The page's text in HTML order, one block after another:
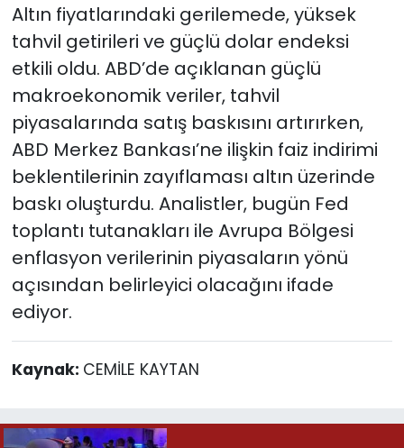
Altın fiyatlarındaki gerilemede, yüksek
tahvil getirileri ve güçlü dolar endeksi
etkili oldu. ABD’de açıklanan güçlü
makroekonomik veriler, tahvil
piyasalarında satış baskısını artırırken,
ABD Merkez Bankası’ne ilişkin faiz indirimi
beklentilerinin zayıflaması altın üzerinde
baskı oluşturdu. Analistler, bugün Fed
toplantı tutanakları ile Avrupa Bölgesi
enflasyon verilerinin piyasaların yönü
açısından belirleyici olacağını ifade
ediyor.
Kaynak: CEMİLE KAYTAN